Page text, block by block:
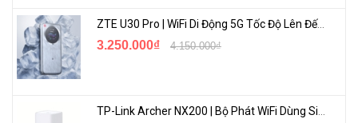
ZTE U30 Pro | WiFi Di Động 5G Tốc Độ Lên Đến 500Mbps, Màn Hình Cảm Ứng
3.250.000₫ 4.150.000₫